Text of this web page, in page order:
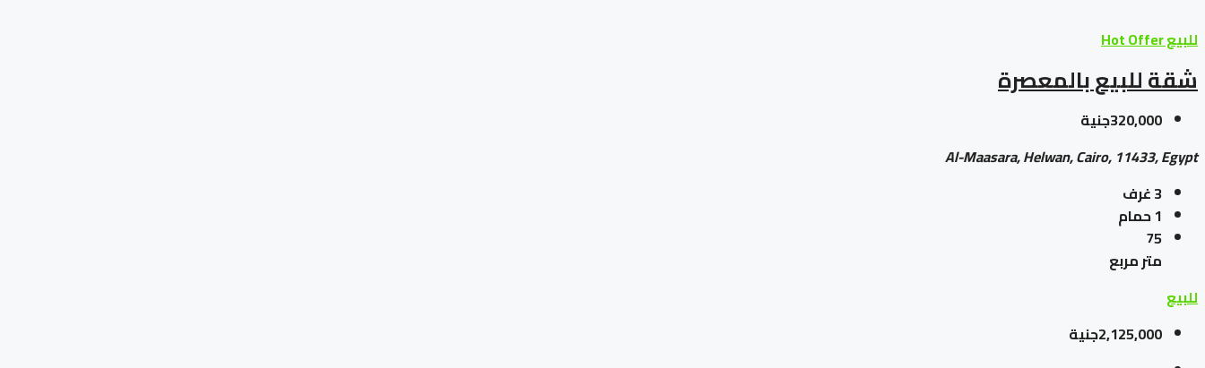
للبيعHot Offer
شقة للبيع بالمعصرة
320,000جنية
Al-Maasara, Helwan, Cairo, 11433, Egypt
3غرف
1حمام
75
متر مربع
للبيع
2,125,000جنية